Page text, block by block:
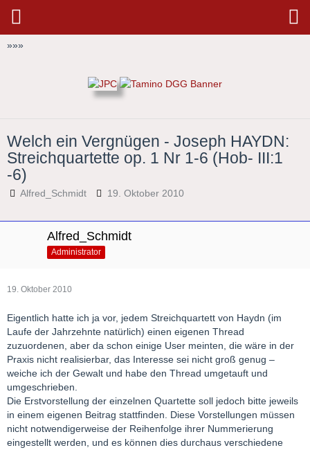
»»»
Welch ein Vergnügen - Joseph HAYDN:
Streichquartette op. 1 Nr 1-6 (Hob- III:1
-6)
Alfred_Schmidt 19. Oktober 2010
Alfred_Schmidt
Administrator
19. Oktober 2010
Eigentlich hatte ich ja vor, jedem Streichquartett von Haydn (im
Laufe der Jahrzehnte natürlich) einen eigenen Thread
zuzuordenen, aber da schon einige User meinten, die wäre in der
Praxis nicht realisierbar, das Interesse sei nicht groß genug –
weiche ich der Gewalt und habe den Thread umgetauft und
umgeschrieben.
Die Erstvorstellung der einzelnen Quartette soll jedoch bitte jeweils
in einem eigenen Beitrag stattfinden. Diese Vorstellungen müssen
nicht notwendigerweise der Reihenfolge ihrer Nummerierung
eingestellt werden, und es können dies durchaus verschiedene